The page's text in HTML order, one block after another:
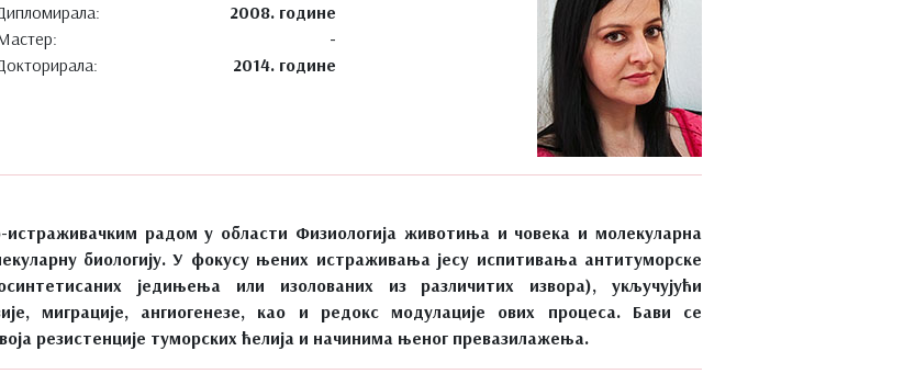
2008. године
-
2014. године
радом у области Физиологија животиња и човека и молекуларна
биологију. У фокусу њених истраживања јесу испитивања антитуморске
једињења или изолованих из различитих извора), укључујући
миграције, ангиогенезе, као и редокс модулације ових процеса. Бави се
резистенције туморских ћелија и начинима њеног превазилажења.